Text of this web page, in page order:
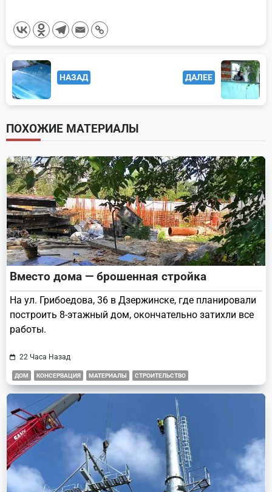
<span
class="nav-
subtitle
screen-
reader-
text">Page</span>
НАЗАД ДАЛЕЕ
ПОХОЖИЕ МАТЕРИАЛЫ
Вместо дома — брошенная стройка
На ул. Грибоедова, 36 в Дзержинске, где планировали
построить 8-этажный дом, окончательно затихли все
работы.
22 Часа Назад
ДОМ КОНСЕРВАЦИЯ МАТЕРИАЛЫ СТРОИТЕЛЬСТВО